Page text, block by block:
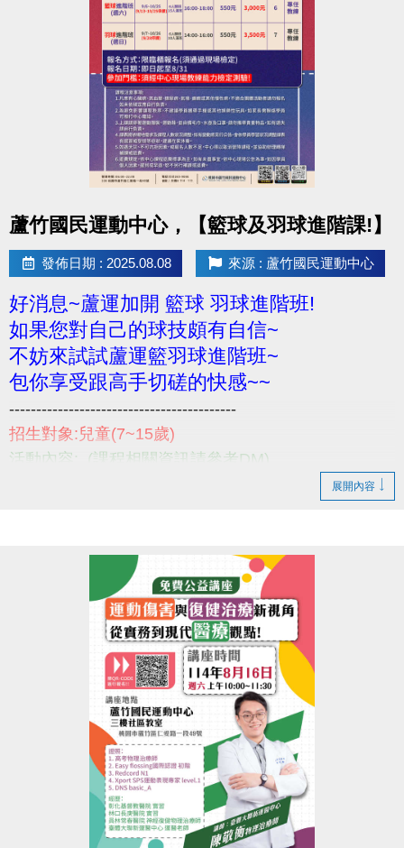
蘆竹國民運動中心，【籃球及羽球進階課!】
發佈日期 : 2025.08.08 來源 : 蘆竹國民運動中心
好消息~蘆運加開 籃球 羽球進階班!
如果您對自己的球技頗有自信~
不妨來試試蘆運籃羽球進階班~
包你享受跟高手切磋的快感~~
------------------------------------------
招生對象:兒童(7~15歲)
活動內容: (課程相關資訊請參考DM)
小提醒，請詳閱DM上的注意事項喔~
------------------------------------------
若有相關問題，請不吝撥打03-2639066 #114、115!
展開內容